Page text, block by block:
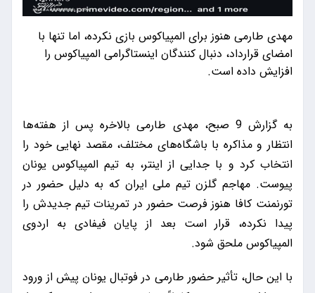
مهدی طارمی هنوز برای المپیاکوس بازی نکرده، اما تنها با
امضای قرارداد، دنبال کنندگان اینستاگرامی المپیاکوس را
افزایش داده است.
به گزارش 9 صبح، مهدی طارمی بالاخره پس از هفته‌ها
انتظار و مذاکره با باشگاه‌های مختلف، مقصد نهایی خود را
انتخاب کرد و با جدایی از اینتر، به تیم المپیاکوس یونان
پیوست. مهاجم گلزن تیم ملی ایران که به دلیل حضور در
تورنمنت کافا هنوز فرصت حضور در تمرینات تیم جدیدش را
پیدا نکرده، قرار است بعد از پایان فیفادی به اردوی
المپیاکوس ملحق شود.
با این حال، تأثیر حضور طارمی در فوتبال یونان پیش از ورود